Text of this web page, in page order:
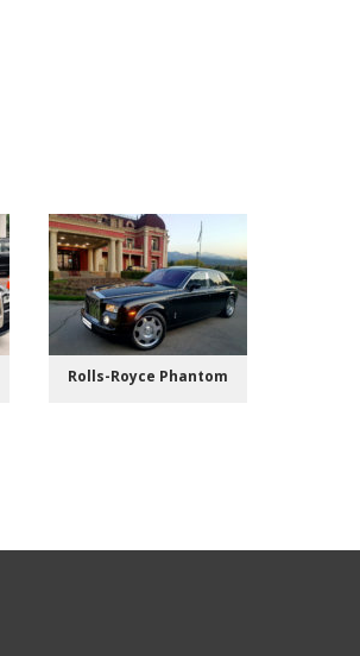
Rolls-Royce Phantom